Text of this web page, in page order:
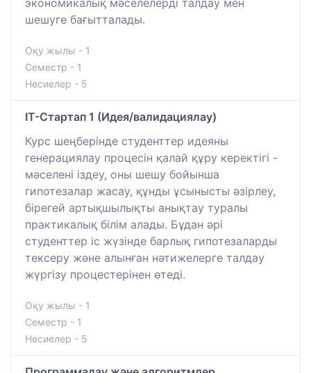
шешуге бағытталады.
Оқу жылы - 1
Семестр - 1
Несиелер - 5
IT-Стартап 1 (Идея/валидациялау)
Курс шеңберінде студенттер идеяны
генерациялау процесін қалай құру керектігі -
мәселені іздеу, оны шешу бойынша
гипотезалар жасау, құнды ұсынысты әзірлеу,
бірегей артықшылықты анықтау туралы
практикалық білім алады. Бұдан әрі
студенттер іс жүзінде барлық гипотезаларды
тексеру және алынған нәтижелерге талдау
жүргізу процестерінен өтеді.
Оқу жылы - 1
Семестр - 1
Несиелер - 5